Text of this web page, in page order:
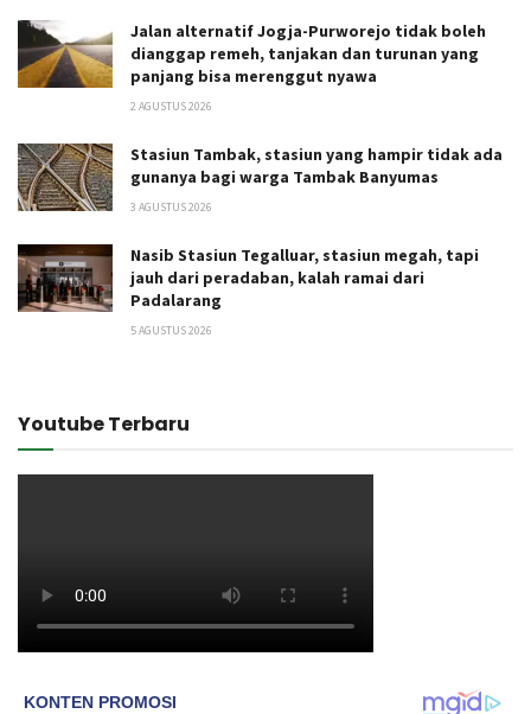
Jalan alternatif Jogja-Purworejo tidak boleh
dianggap remeh, tanjakan dan turunan yang
panjang bisa merenggut nyawa
2 AGUSTUS 2026
Stasiun Tambak, stasiun yang hampir tidak ada
gunanya bagi warga Tambak Banyumas
3 AGUSTUS 2026
Nasib Stasiun Tegalluar, stasiun megah, tapi
jauh dari peradaban, kalah ramai dari
Padalarang
5 AGUSTUS 2026
Youtube Terbaru